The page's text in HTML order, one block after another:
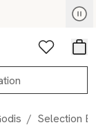
Favoriter
/ Selection